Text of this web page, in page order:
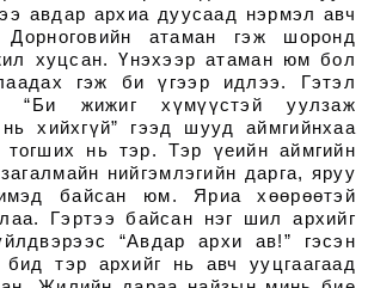
авдар архиа дуусаад нэрмэл авч
атаман гэж шоронд
хуцсан. Үнэхээр атаман юм бол
гэж би үгээр идлээ. Гэтэл
“Би жижиг хүмүүстэй уулзаж
хийхгүй” гээд шууд аймгийнхаа
тогших нь тэр. Тэр үеийн аймгийн
нийгэмлэгийн дарга, яруу
байсан юм. Яриа хөөрөөтэй
Гэртээ байсан нэг шил архийг
“Авдар архи ав!” гэсэн
тэр архийг нь авч ууцгаагаад